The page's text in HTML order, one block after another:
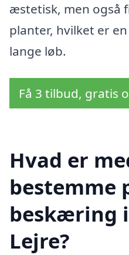
æstetisk, men også
planter, hvilket er
lange løb.
Få 3 tilbud, gratis
Hvad er
bestemme
beskæring
Lejre?